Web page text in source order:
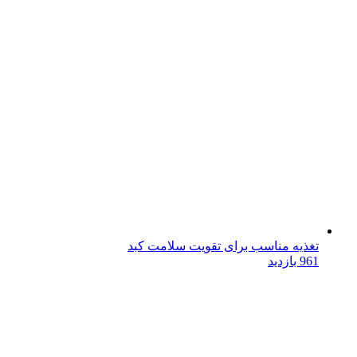
تغذیه مناسب برای تقویت سلامت کبد
961 بازدید